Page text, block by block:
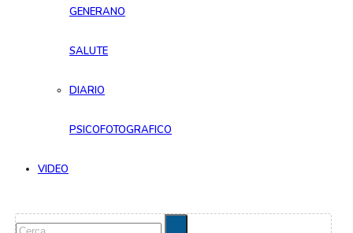
GENERANO
SALUTE
DIARIO
PSICOFOTOGRAFICO
VIDEO
Cerca